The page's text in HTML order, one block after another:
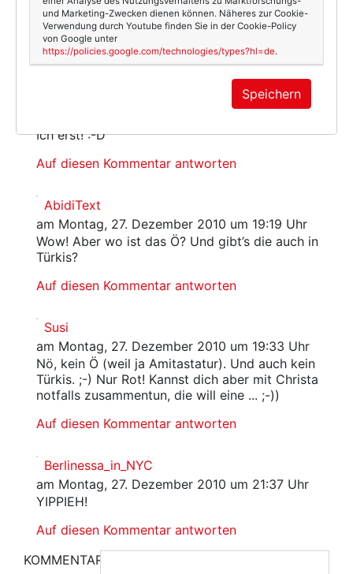
am Montag, 27. Dezember 2010 um 15:54 Uhr
Ich liebe sie!
Auf diesen Kommentar antworten
Ich erst! :-D
Auf diesen Kommentar antworten
AbidiText
am Montag, 27. Dezember 2010 um 19:19 Uhr
Wow! Aber wo ist das Ö? Und gibt’s die auch in
Türkis?
Auf diesen Kommentar antworten
Susi
am Montag, 27. Dezember 2010 um 19:33 Uhr
Nö, kein Ö (weil ja Amitastatur). Und auch kein
Türkis. ;-) Nur Rot! Kannst dich aber mit Christa
notfalls zusammentun, die will eine ... ;-))
Auf diesen Kommentar antworten
Berlinessa_in_NYC
am Montag, 27. Dezember 2010 um 21:37 Uhr
YIPPIEH!
Auf diesen Kommentar antworten
KOMMENTAR
und Marketing-Zwecken dienen können. Näheres zur Cookie-
Verwendung durch Youtube finden Sie in der Cookie-Policy
von Google unter
https://policies.google.com/technologies/types?hl=de.
Speichern